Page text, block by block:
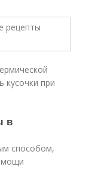
кусочки при
в
способом,